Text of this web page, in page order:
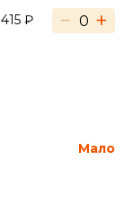
415 ₽ − +
Мало